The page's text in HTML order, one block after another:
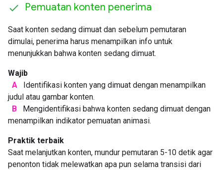
Pemuatan konten penerima
Saat konten sedang dimuat dan sebelum pemutaran
dimulai, penerima harus menampilkan info untuk
menunjukkan bahwa konten sedang dimuat.
Wajib
A
Identifikasi konten yang dimuat dengan menampilkan
judul atau gambar konten.
B
Mengidentifikasi bahwa konten sedang dimuat dengan
menampilkan indikator pemuatan animasi.
Praktik terbaik
Saat melanjutkan konten, mundur pemutaran 5-10 detik agar
penonton tidak melewatkan apa pun selama transisi dari